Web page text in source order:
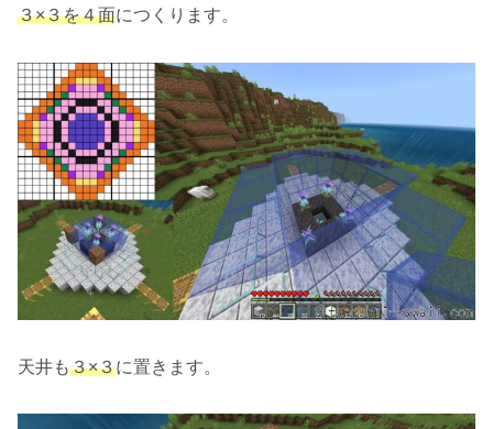
３×３を４面につくります。
天井も３×３に置きます。